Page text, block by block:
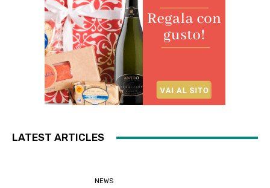
LATEST ARTICLES
NEWS